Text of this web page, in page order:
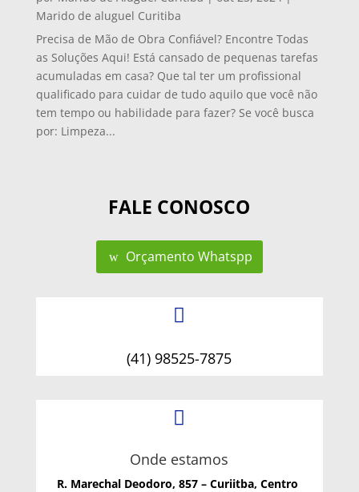
Marido de aluguel Curitiba
Precisa de Mão de Obra Confiável? Encontre Todas
as Soluções Aqui! Está cansado de pequenas tarefas
acumuladas em casa? Que tal ter um profissional
qualificado para cuidar de tudo aquilo que você não
tem tempo ou habilidade para fazer? Se você busca
por: Limpeza...
FALE CONOSCO
Orçamento Whatspp

(41) 98525-7875

Onde estamos
R. Marechal Deodoro, 857 – Curiitba, Centro